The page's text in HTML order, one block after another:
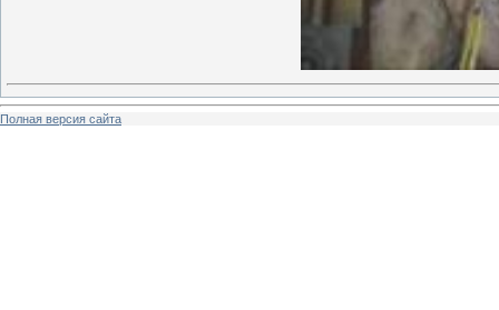
Полная версия сайта